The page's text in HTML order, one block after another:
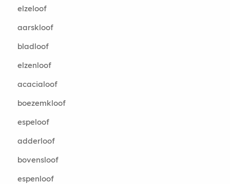
elzeloof
aarskloof
bladloof
elzenloof
acacialoof
boezemkloof
espeloof
adderloof
bovensloof
espenloof